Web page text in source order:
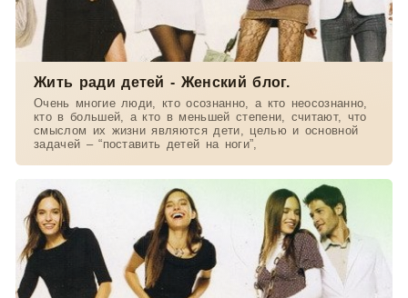
Жить ради детей - Женский блог.
Очень многие люди, кто осознанно, а кто неосознанно,
кто в большей, а кто в меньшей степени, считают, что
смыслом их жизни являются дети, целью и основной
задачей – “поставить детей на ноги”,